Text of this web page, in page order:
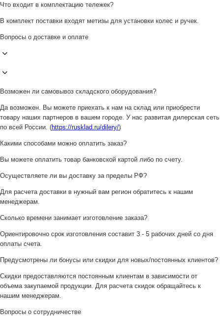
Что входит в комплектацию тележек?
В комплект поставки входят метизы для установки колес и ручек.
Вопросы о доставке и оплате
Возможен ли самовывоз складского оборудования?
Да возможен. Вы можете приехать к нам на склад или приобрести
товару наших партнеров в вашем городе. У нас развитая дилерская сеть
по всей России. (https://rusklad.ru/dilery/)
Какими способами можно оплатить заказ?
Вы можете оплатить товар банковской картой либо по счету.
Осуществляете ли вы доставку за пределы РФ?
Для расчета доставки в нужный вам регион обратитесь к нашим
менеджерам.
Сколько времени занимает изготовление заказа?
Ориентировочно срок изготовления составит 3 - 5 рабочих дней со дня
оплаты счета.
Предусмотрены ли бонусы или скидки для новых/постоянных клиентов?
Скидки предоставляются постоянным клиентам в зависимости от
объема закупаемой продукции. Для расчета скидок обращайтесь к
нашим менеджерам.
Вопросы о сотрудничестве